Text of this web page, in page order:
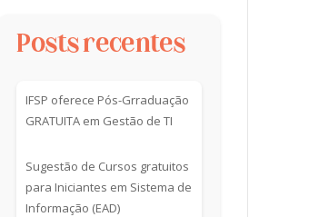
Posts recentes
IFSP oferece Pós-Grraduação
GRATUITA em Gestão de TI
Sugestão de Cursos gratuitos
para Iniciantes em Sistema de
Informação (EAD)